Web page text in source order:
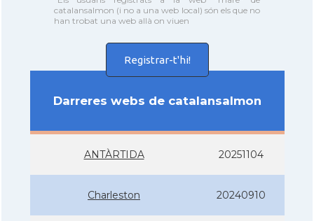
catalansalmon (i no a una web local) són els que no
han trobat una web allà on viuen
Registrar-t'hi!
Darreres webs de catalansalmon
ANTÀRTIDA 20251104
Charleston 20240910